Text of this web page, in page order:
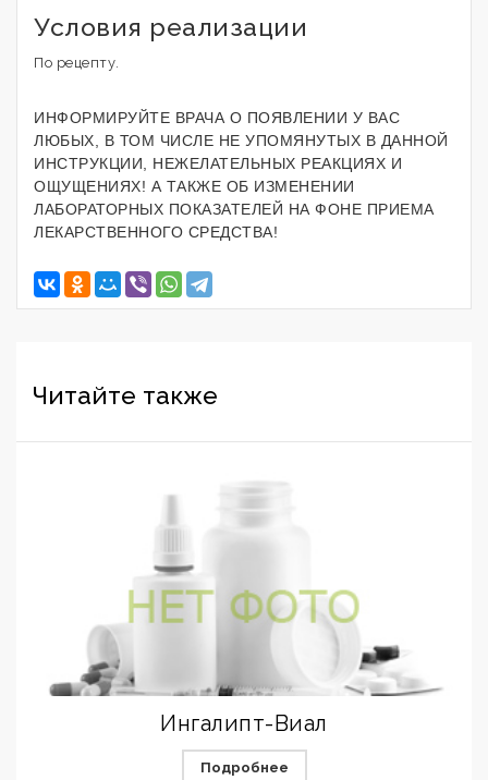
Условия реализации
По рецепту.
ИНФОРМИРУЙТЕ ВРАЧА О ПОЯВЛЕНИИ У ВАС
ЛЮБЫХ, В ТОМ ЧИСЛЕ НЕ УПОМЯНУТЫХ В ДАННОЙ
ИНСТРУКЦИИ, НЕЖЕЛАТЕЛЬНЫХ РЕАКЦИЯХ И
ОЩУЩЕНИЯХ! А ТАКЖЕ ОБ ИЗМЕНЕНИИ
ЛАБОРАТОРНЫХ ПОКАЗАТЕЛЕЙ НА ФОНЕ ПРИЕМА
ЛЕКАРСТВЕННОГО СРЕДСТВА!
Читайте также
Ингалипт-Виал
Подробнее